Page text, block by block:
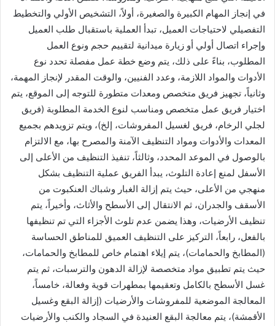
في إنجاز المهام الكبيرة والصغيرة، أولاً، التشخيص الأولي والتخطيط
التفصيلي لاحتياجات العميل، تبدأ العملية باستقبال طلب العميل
وإجراء اتصال أولي أو زيارة ميدانية لتقييم حجم ونوع العمل
المطلوب، بناءً على ذلك، يتم وضع خطة عمل مفصلة تحدد نوع
الأدوات والمواد اللازمة، وعدد الفنيين، والوقت المقدر لإنجاز المهمة،
وثانياً، تجهيز فريق متخصص ومعدات متطورة للتوجه إلى الموقع، يتم
اختيار فريق عمل متخصص ومناسب لنوع الخدمة المطلوبة (فريق
لجلي الرخام، فريق لغسيل المفروشات، إلخ)، ويتم تزويدهم بجميع
المعدات والأدوات ومواد التنظيف الآمنة والمصرح بها، مع الالتزام
بالوصول في الموعد المحدد، وثالثاً، تنفيذ التنظيف من الأعلى إلى
الأسفل لمنع إعادة التلوث، يبدأ الفريق عملية التنظيف بشكل
منهجي من الأعلى، حيث يتم إزالة الغبار وشباك العنكبوت من
الأسقف والجدران، ثم الانتقال إلى الأسطح والأثاث، وأخيراً، يتم
تنظيف الأرضيات، وهذا يضمن عدم تلوث الأجزاء التي تم تنظيفها
بالفعل، رابعاً، التركيز على التنظيف العميق للمناطق الحساسة
(المطابخ والحمامات)، يتم إيلاء اهتمام خاص للمطابخ والحمامات،
حيث يتم تطبيق مواد متخصصة لإزالة الدهون والترسبات، ثم يتم
غسل الأسطح بالكامل وتعقيمها بمطهرات قوية وفعالة، خامساً،
المعالجة الموضعية للمفروشات والأرضيات (إزالة البقع وغسيل
الأقمشة)، يتم معالجة البقع العنيدة في السجاد والكنب والأرضيات